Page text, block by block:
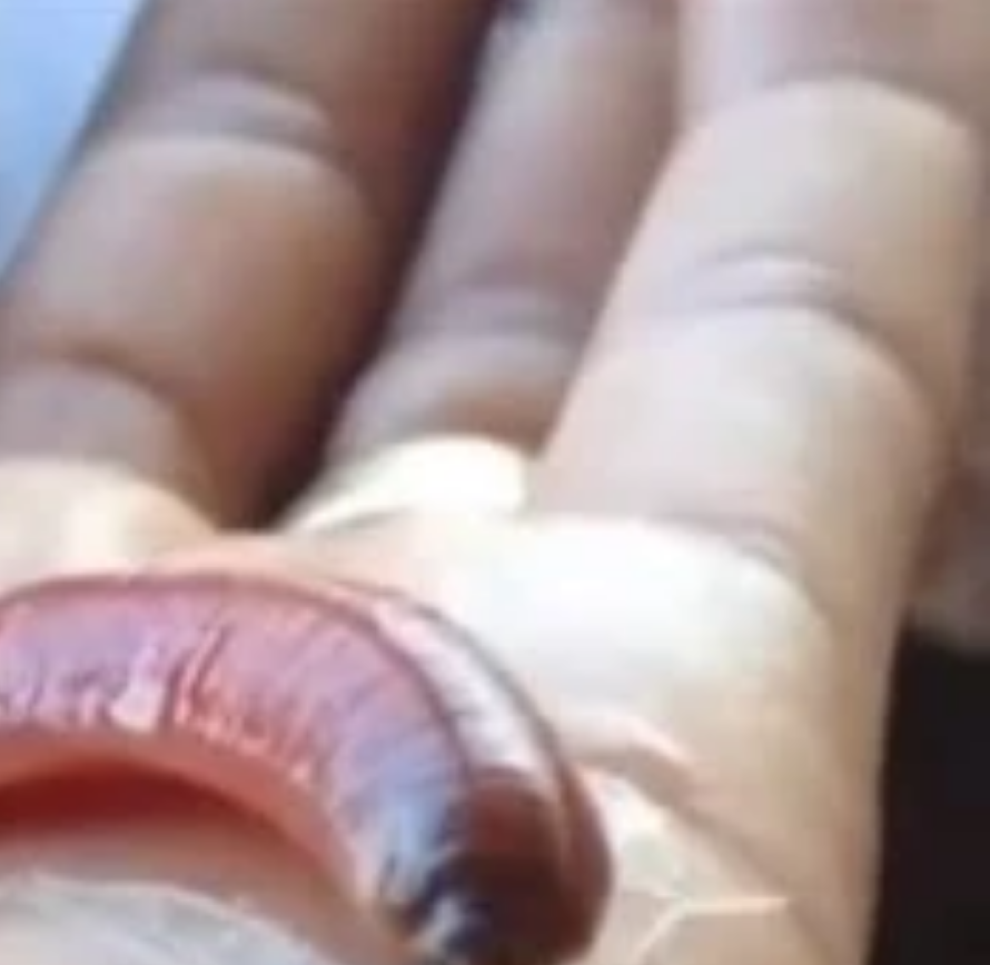
い香りのお気に入り国！
家
プレーンはたったの１ユーロ
僧。私よりチビなところに好感が持てます（笑）
クのような赤い発疹（これ比較的マシな時
が違うんだね、とか言ってる場合か！ 首見てね、首
。しょぼん。この時はもう気が弱くなって心は泣いています。プチ鬱
書をいただく
ランス語で看護婦さんが英語で通訳。真剣に聞きとろうとする私
み薬がステロイド。短期集中で治すのに少量は仕方ないとのこと
れてるところが、余計にワルそうな感じ